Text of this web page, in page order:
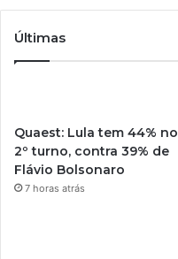
Últimas
Quaest: Lula tem 44% no
2º turno, contra 39% de
Flávio Bolsonaro
7 horas atrás